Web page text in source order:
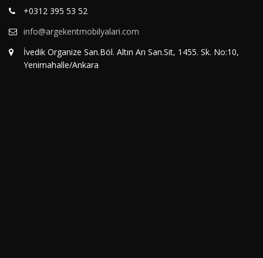
+0312 395 53 52
info@argekentmobilyalari.com
İvedik Organize San.Böl. Altın Arı San.Sit, 1455. Sk. No:10,
Yenimahalle/Ankara